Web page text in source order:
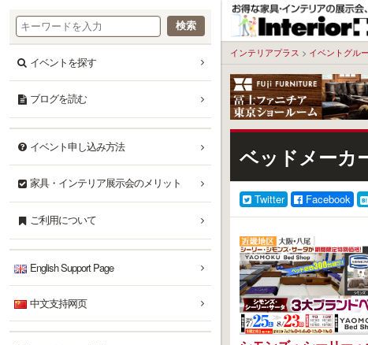
本
へインテリアプラス > イベントグル
ベッドメーカ
Twitter Facebook
イベントを探す
ブログを読む
イベント申し込み方法
家具・インテリア展示会のメリット
ご利用について
English Support Page
中文支持网页